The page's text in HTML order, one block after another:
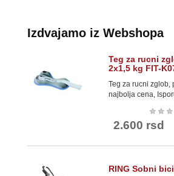
Izdvajamo iz Webshopa
Teg za rucni
2x1,5 kg FIT-
Teg za rucni zglob,
najbolja cena,
★ ★ ★
2.600 rsd
RING Sobni